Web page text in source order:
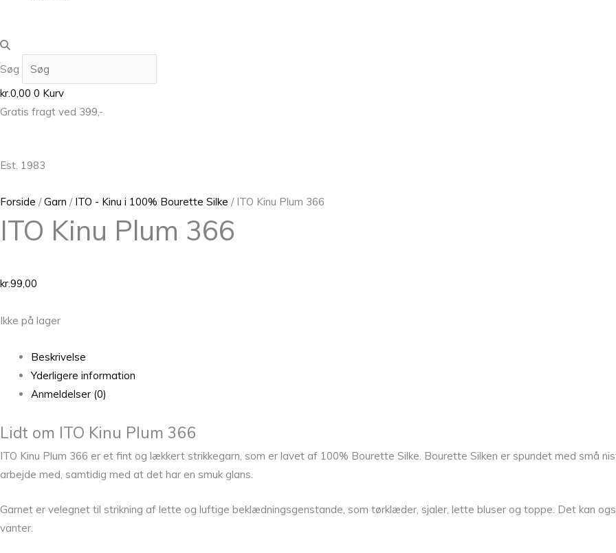
Søg
kr.0,00 0 Kurv
Gratis fragt ved 399,-
Est. 1983
Forside /Garn / ITO - Kinu i 100% Bourette Silke / ITO Kinu Plum 366
ITO Kinu Plum 366
kr.99,00
Ikke på lager
Beskrivelse
Yderligere information
Anmeldelser (0)
Lidt om ITO Kinu Plum 366
ITO Kinu Plum 366 er et fint og lækkert strikkegarn, som er lavet af 100% Bourette Silke. Bourette Silken er spundet med små
arbejde med, samtidig med at det har en smuk glans.
Garnet er velegnet til strikning af lette og luftige beklædningsgenstande, som tørklæder, sjaler, lette bluser og toppe. Det kan
vanter.